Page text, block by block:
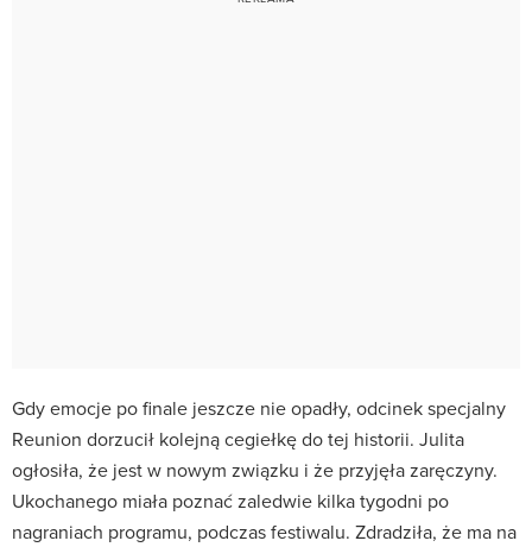
Gdy emocje po finale jeszcze nie opadły, odcinek specjalny
Reunion dorzucił kolejną cegiełkę do tej historii. Julita
ogłosiła, że jest w nowym związku i że przyjęła zaręczyny.
Ukochanego miała poznać zaledwie kilka tygodni po
nagraniach programu, podczas festiwalu. Zdradziła, że ma na